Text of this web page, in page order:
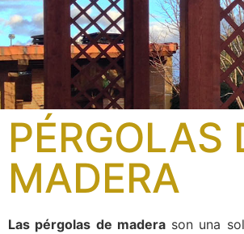
PÉRGOLAS
MADERA
Las pérgolas de maderason una